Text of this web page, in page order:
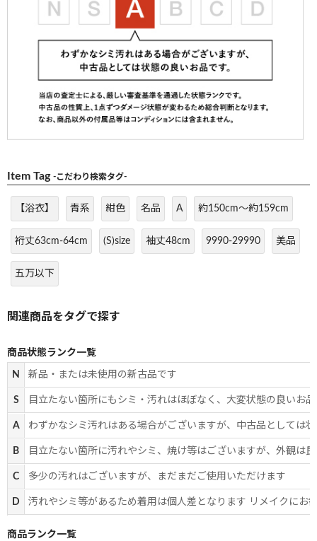
Item Tag -こだわり検索タグ-
【浴衣】 青系 紺色 名品 A 約150cm～約159cm
裄丈63cm-64cm (S)size 袖丈48cm 9990-29990 美品
五万以下
商品状態ランク一覧
N 新品・または未使用の新古品です
S 目立たない箇所にもシミ・汚れはほぼなく、大変状態の良いお
A わずかなシミ汚れはある場合がございますが、中古品としては
B 目立たない箇所に汚れやシミ、焼け等はございますが、外観は
C 多少の汚れはございますが、まだまだご使用いただけます
D 汚れやシミ等があるため着用は個人差となります リメイクにお
商品ランク一覧